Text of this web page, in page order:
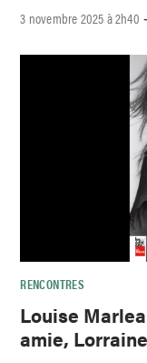
3 novembre 2025 à 2h40 -
RENCONTRES
Louise
amie,